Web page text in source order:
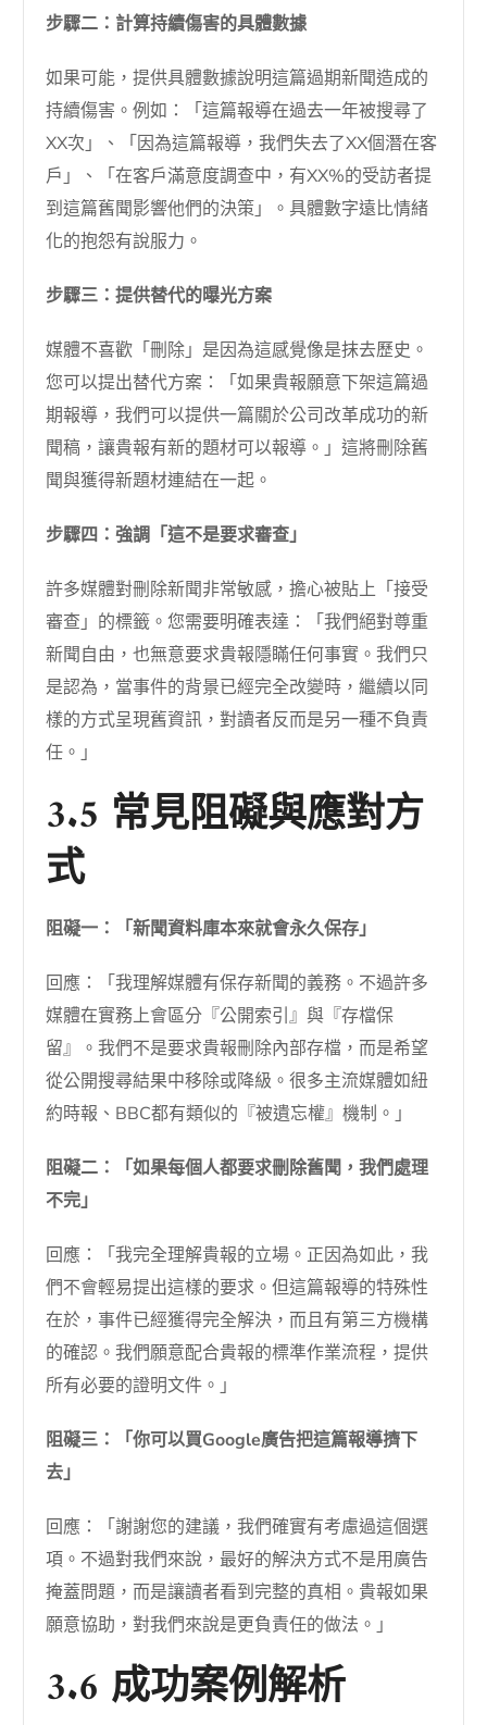
步驟二：計算持續傷害的具體數據
如果可能，提供具體數據說明這篇過期新聞造成的
持續傷害。例如：「這篇報導在過去一年被搜尋了
XX次」、「因為這篇報導，我們失去了XX個潛在客
戶」、「在客戶滿意度調查中，有XX%的受訪者提
到這篇舊聞影響他們的決策」。具體數字遠比情緒
化的抱怨有說服力。
步驟三：提供替代的曝光方案
媒體不喜歡「刪除」是因為這感覺像是抹去歷史。
您可以提出替代方案：「如果貴報願意下架這篇過
期報導，我們可以提供一篇關於公司改革成功的新
聞稿，讓貴報有新的題材可以報導。」這將刪除舊
聞與獲得新題材連結在一起。
步驟四：強調「這不是要求審查」
許多媒體對刪除新聞非常敏感，擔心被貼上「接受
審查」的標籤。您需要明確表達：「我們絕對尊重
新聞自由，也無意要求貴報隱瞞任何事實。我們只
是認為，當事件的背景已經完全改變時，繼續以同
樣的方式呈現舊資訊，對讀者反而是另一種不負責
任。」
3.5 常見阻礙與應對方
式
阻礙一：「新聞資料庫本來就會永久保存」
回應：「我理解媒體有保存新聞的義務。不過許多
媒體在實務上會區分『公開索引』與『存檔保
留』。我們不是要求貴報刪除內部存檔，而是希望
從公開搜尋結果中移除或降級。很多主流媒體如紐
約時報、BBC都有類似的『被遺忘權』機制。」
阻礙二：「如果每個人都要求刪除舊聞，我們處理
不完」
回應：「我完全理解貴報的立場。正因為如此，我
們不會輕易提出這樣的要求。但這篇報導的特殊性
在於，事件已經獲得完全解決，而且有第三方機構
的確認。我們願意配合貴報的標準作業流程，提供
所有必要的證明文件。」
阻礙三：「你可以買Google廣告把這篇報導擠下
去」
回應：「謝謝您的建議，我們確實有考慮過這個選
項。不過對我們來說，最好的解決方式不是用廣告
掩蓋問題，而是讓讀者看到完整的真相。貴報如果
願意協助，對我們來說是更負責任的做法。」
3.6 成功案例解析